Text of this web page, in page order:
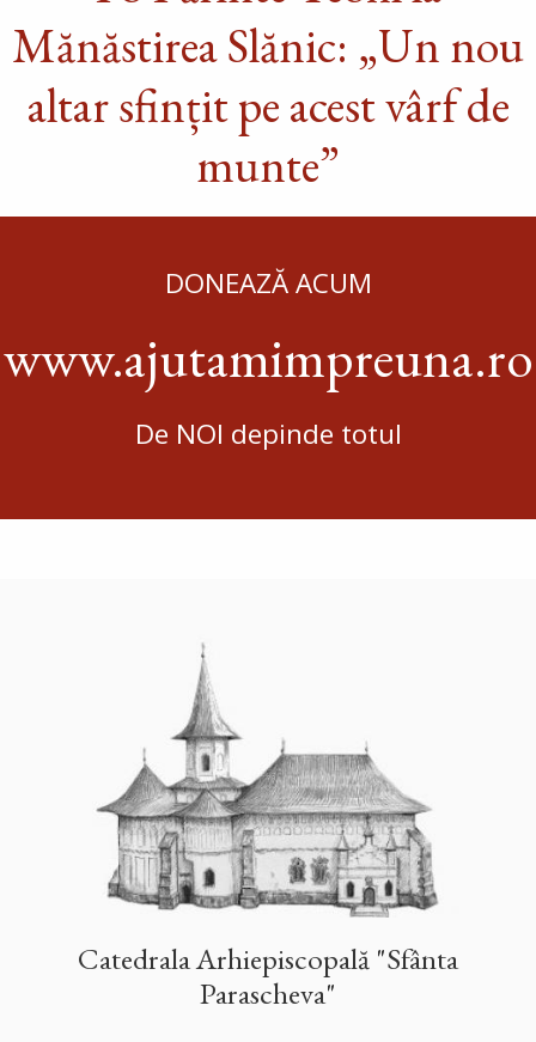
Mănăstirea Slănic: „Un nou
altar sfințit pe acest vârf de
munte”
DONEAZĂ ACUM
www.ajutamimpreuna.ro
De NOI depinde totul
Catedrala Arhiepiscopală "Sfânta
Parascheva"